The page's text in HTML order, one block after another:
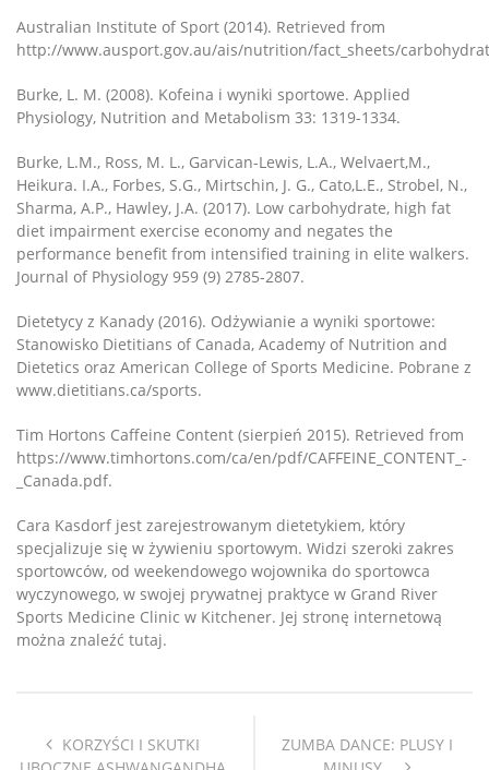
Australian Institute of Sport (2014). Retrieved from
http://www.ausport.gov.au/ais/nutrition/fact_sheets/
Burke, L. M. (2008). Kofeina i wyniki sportowe. Applied
Physiology, Nutrition and Metabolism 33: 1319-1334.
Burke, L.M., Ross, M. L., Garvican-Lewis, L.A., Welvaert,M.,
Heikura. I.A., Forbes, S.G., Mirtschin, J. G., Cato,L.E., Strobel, N.,
Sharma, A.P., Hawley, J.A. (2017). Low carbohydrate, high fat
diet impairment exercise economy and negates the
performance benefit from intensified training in elite walkers.
Journal of Physiology 959 (9) 2785-2807.
Dietetycy z Kanady (2016). Odżywianie a wyniki sportowe:
Stanowisko Dietitians of Canada, Academy of Nutrition and
Dietetics oraz American College of Sports Medicine. Pobrane z
www.dietitians.ca/sports.
Tim Hortons Caffeine Content (sierpień 2015). Retrieved from
https://www.timhortons.com/ca/en/pdf/CAFFEINE_CONTENT_-
_Canada.pdf.
Cara Kasdorf jest zarejestrowanym dietetykiem, który
specjalizuje się w żywieniu sportowym. Widzi szeroki zakres
sportowców, od weekendowego wojownika do sportowca
wyczynowego, w swojej prywatnej praktyce w Grand River
Sports Medicine Clinic w Kitchener. Jej stronę internetową
można znaleźć tutaj.
KORZYŚCI I SKUTKI
ZUMBA DANCE: PLUSY I